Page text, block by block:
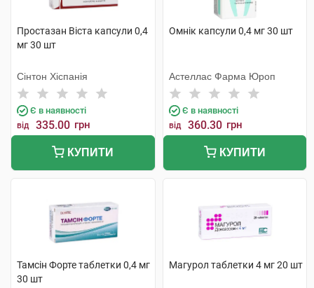
Простазан Віста капсули 0,4
мг 30 шт
Сінтон Хіспанія
Є в наявності
від 335.00 грн
КУПИТИ
Омнік капсули 0,4 мг 30 шт
Астеллас Фарма Юроп
Є в наявності
від 360.30 грн
КУПИТИ
Тамсін Форте таблетки 0,4 мг
30 шт
Магурол таблетки 4 мг 20 шт